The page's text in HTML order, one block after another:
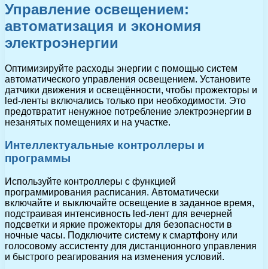
Управление освещением:
автоматизация и экономия
электроэнергии
Оптимизируйте расходы энергии с помощью систем
автоматического управления освещением. Установите
датчики движения и освещённости, чтобы прожекторы и
led-ленты включались только при необходимости. Это
предотвратит ненужное потребление электроэнергии в
незанятых помещениях и на участке.
Интеллектуальные контроллеры и
программы
Используйте контроллеры с функцией
программирования расписания. Автоматически
включайте и выключайте освещение в заданное время,
подстраивая интенсивность led-лент для вечерней
подсветки и яркие прожекторы для безопасности в
ночные часы. Подключите систему к смартфону или
голосовому ассистенту для дистанционного управления
и быстрого реагирования на изменения условий.